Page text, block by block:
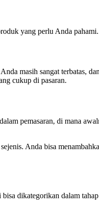
yang perlu Anda
masih sangat terbatas,
cukup di pasaran.
pemasaran, di mana
Anda bisa
dikategorikan dalam